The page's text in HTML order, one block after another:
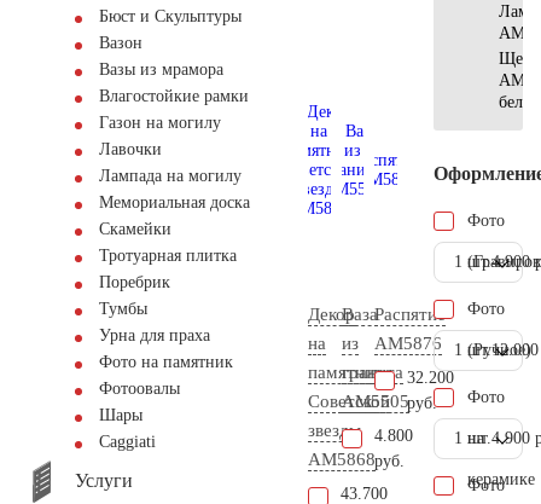
Бюст и Скульптуры
Вазон
Вазы из мрамора
Влагостойкие рамки
Газон на могилу
Лавочки
Лампада на могилу
Мемориальная доска
Скамейки
Тротуарная плитка
Поребрик
Тумбы
Урна для праха
Фото на памятник
Фотоовалы
Шары
Сaggiati
Услуги
Декор
на
памятник
Советской
звезды
AM5868
43.700
Ваза
из
гранита
AM5505
4.800
руб.
Распятие
AM5876
32.200
руб.
Фото
1 шт.4.900
Фото
(Ручное)
1 шт.
Фото
на
керамике
1 шт. 4.900
Фото